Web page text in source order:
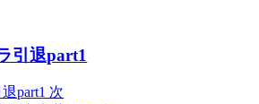
引退part1
part1 次